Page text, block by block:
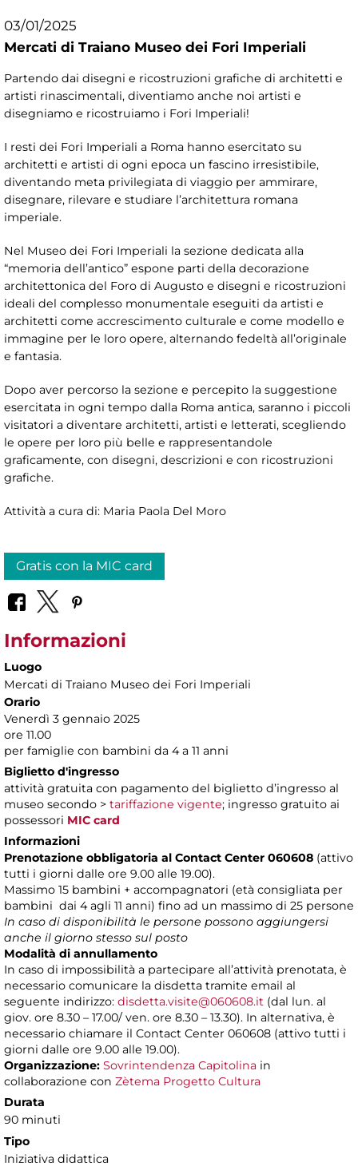
03/01/2025
Mercati di Traiano Museo dei Fori Imperiali
Partendo dai disegni e ricostruzioni grafiche di architetti e
artisti rinascimentali, diventiamo anche noi artisti e
disegniamo e ricostruiamo i Fori Imperiali!
I resti dei Fori Imperiali a Roma hanno esercitato su
architetti e artisti di ogni epoca un fascino irresistibile,
diventando meta privilegiata di viaggio per ammirare,
disegnare, rilevare e studiare l’architettura romana
imperiale.
Nel Museo dei Fori Imperiali la sezione dedicata alla
“memoria dell’antico” espone parti della decorazione
architettonica del Foro di Augusto e disegni e ricostruzioni
ideali del complesso monumentale eseguiti da artisti e
architetti come accrescimento culturale e come modello e
immagine per le loro opere, alternando fedeltà all’originale
e fantasia.
Dopo aver percorso la sezione e percepito la suggestione
esercitata in ogni tempo dalla Roma antica, saranno i piccoli
visitatori a diventare architetti, artisti e letterati, scegliendo
le opere per loro più belle e rappresentandole
graficamente, con disegni, descrizioni e con ricostruzioni
grafiche.
Attività a cura di: Maria Paola Del Moro
Gratis con la MIC card
Informazioni
Luogo
Mercati di Traiano Museo dei Fori Imperiali
Orario
Venerdì 3 gennaio 2025
ore 11.00
per famiglie con bambini da 4 a 11 anni
Biglietto d'ingresso
attività gratuita con pagamento del biglietto d’ingresso al
museo secondo > tariffazione vigente; ingresso gratuito ai
possessori MIC card
Informazioni
Prenotazione obbligatoria al Contact Center 060608 (attivo
tutti i giorni dalle ore 9.00 alle 19.00).
Massimo 15 bambini + accompagnatori (età consigliata per
bambini dai 4 agli 11 anni) fino ad un massimo di 25 persone
In caso di disponibilità le persone possono aggiungersi
anche il giorno stesso sul posto
Modalità di annullamento
In caso di impossibilità a partecipare all’attività prenotata, è
necessario comunicare la disdetta tramite email al
seguente indirizzo: disdetta.visite@060608.it (dal lun. al
giov. ore 8.30 – 17.00/ ven. ore 8.30 – 13.30). In alternativa, è
necessario chiamare il Contact Center 060608 (attivo tutti i
giorni dalle ore 9.00 alle 19.00).
Organizzazione: Sovrintendenza Capitolina in
collaborazione con Zètema Progetto Cultura
Durata
90 minuti
Tipo
Iniziativa didattica